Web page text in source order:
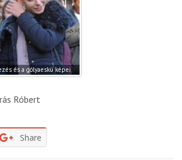
és a gólyaeskü képei
Róbert
Share